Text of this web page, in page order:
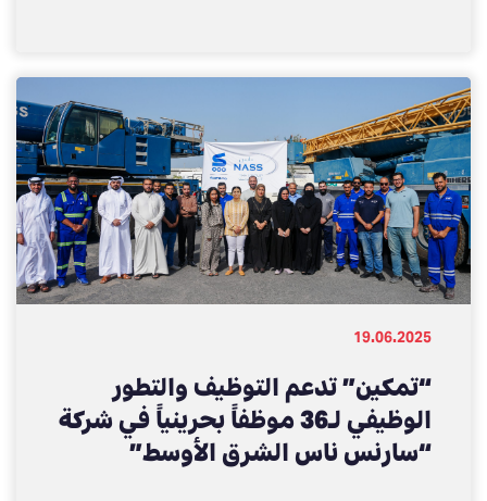
19.06.2025
“تمكين” تدعم التوظيف والتطور
الوظيفي لـ36 موظفاً بحرينياً في شركة
“سارنس ناس الشرق الأوسط”